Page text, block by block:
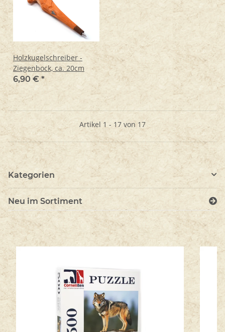
Holzkugelschreiber -
Ziegenbock, ca. 20cm
6,90 €*
Artikel 1 - 17 von 17
Kategorien
Neu im Sortiment